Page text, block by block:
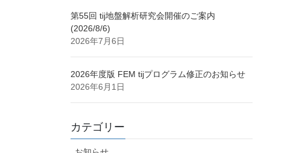
第55回 tij地盤解析研究会開催のご案内
(2026/8/6)
2026年7月6日
2026年度版 FEM tijプログラム修正のお知らせ
2026年6月1日
カテゴリー